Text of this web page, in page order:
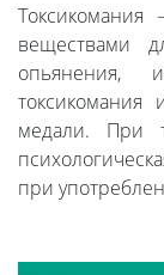
Токсикомания
веществами
опьянения,
медали. При
при